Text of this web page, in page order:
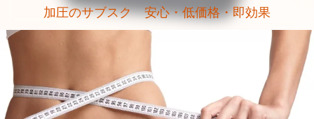
加圧のサブスク 安心・低価格・即効果